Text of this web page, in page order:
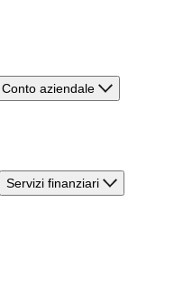
Conto aziendale
Servizi finanziari